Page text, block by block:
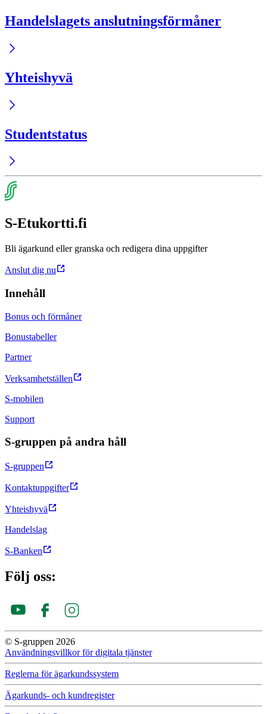
Handelslagets anslutningsförmåner
Yhteishyvä
Studentstatus
S-Etukortti.fi
Bli ägarkund eller granska och redigera dina uppgifter
Anslut dig nu
Innehåll
Bonus och förmåner
Bonustabeller
Partner
Verksamhetställen
S-mobilen
Support
S-gruppen på andra håll
S-gruppen
Kontaktuppgifter
Yhteishyvä
Handelslag
S-Banken
Följ oss:
© S-gruppen 2026
Användningsvillkor för digitala tjänster
Reglerna för ägar­kunds­system
Ägarkunds- och kundregister